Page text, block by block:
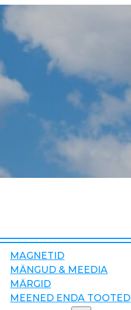
MAGNETID
MÄNGUD & MEEDIA
MÄRGID
MEENED ENDA TOOTED